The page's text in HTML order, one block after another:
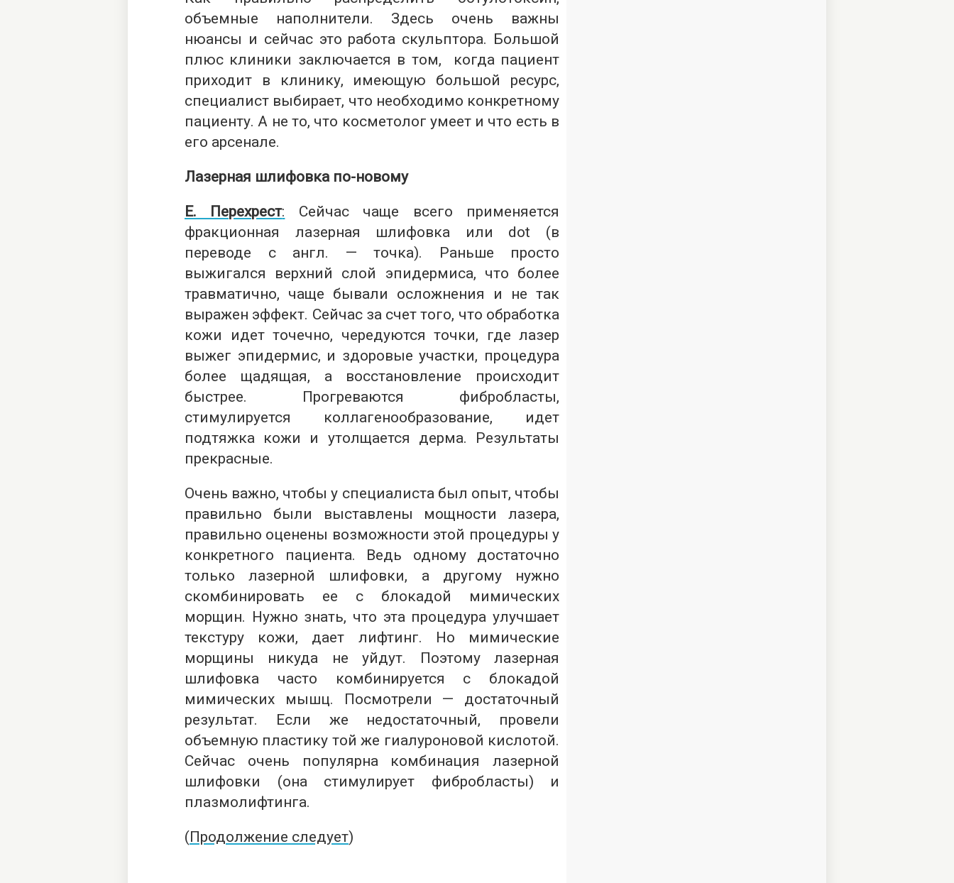
объемные наполнители. Здесь очень важны
нюансы и сейчас это работа скульптора. Большой
плюс клиники заключается в том, когда пациент
приходит в клинику, имеющую большой ресурс,
специалист выбирает, что необходимо конкретному
пациенту. А не то, что косметолог умеет и что есть в
его арсенале.
Лазерная шлифовка по-новому
Е. Перехрест: Сейчас чаще всего применяется
фракционная лазерная шлифовка или dot (в
переводе с англ. — точка). Раньше просто
выжигался верхний слой эпидермиса, что более
травматично, чаще бывали осложнения и не так
выражен эффект. Сейчас за счет того, что обработка
кожи идет точечно, чередуются точки, где лазер
выжег эпидермис, и здоровые участки, процедура
более щадящая, а восстановление происходит
быстрее. Прогреваются фибробласты,
стимулируется коллагенообразование, идет
подтяжка кожи и утолщается дерма. Результаты
прекрасные.
Очень важно, чтобы у специалиста был опыт, чтобы
правильно были выставлены мощности лазера,
правильно оценены возможности этой процедуры у
конкретного пациента. Ведь одному достаточно
только лазерной шлифовки, а другому нужно
скомбинировать ее с блокадой мимических
морщин. Нужно знать, что эта процедура улучшает
текстуру кожи, дает лифтинг. Но мимические
морщины никуда не уйдут. Поэтому лазерная
шлифовка часто комбинируется с блокадой
мимических мышц. Посмотрели — достаточный
результат. Если же недостаточный, провели
объемную пластику той же гиалуроновой кислотой.
Сейчас очень популярна комбинация лазерной
шлифовки (она стимулирует фибробласты) и
плазмолифтинга.
(Продолжение следует)